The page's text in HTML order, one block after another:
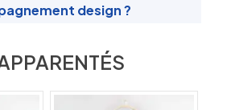
design ?